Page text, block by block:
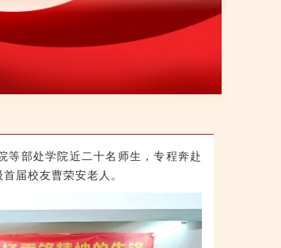
部处学院近二十名师生，专程奔赴
届校友曹荣安老人。